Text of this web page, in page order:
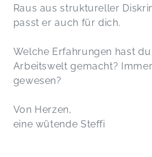
Raus aus struktureller
passt er auch für dich.
Welche Erfahrungen hast
Arbeitswelt gemacht?
gewesen?
Von Herzen,
eine wütende Steffi